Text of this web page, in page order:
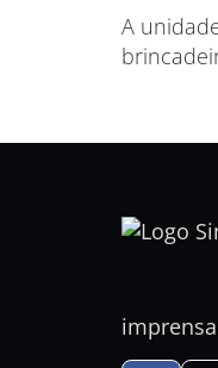
A